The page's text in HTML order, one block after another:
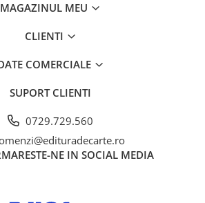
MAGAZINUL MEU
CLIENTI
COMERCIALE
SUPORT CLIENTI
0729.729.560
NE IN SOCIAL MEDIA